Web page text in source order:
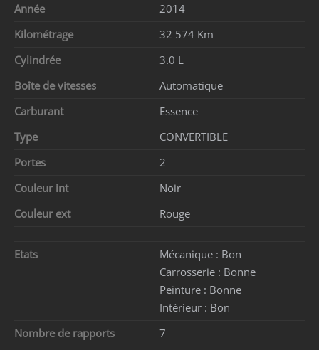
Année
2014
Kilométrage
32 574 Km
Cylindrée
3.0 L
Boîte de vitesses
Automatique
Carburant
Essence
Type
CONVERTIBLE
Portes
2
Couleur int
Noir
Couleur ext
Rouge
Etats Mécanique : Bon
Carrosserie : Bonne
Peinture : Bonne
Intérieur : Bon
Nombre de rapports
7